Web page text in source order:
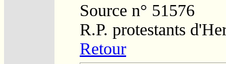
Source n° 51576
R.P. protestants
Retour